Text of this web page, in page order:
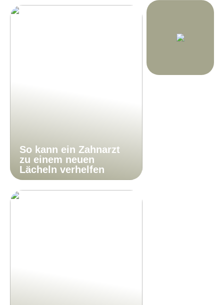
So kann ein Zahnarzt
zu einem neuen
Lächeln verhelfen